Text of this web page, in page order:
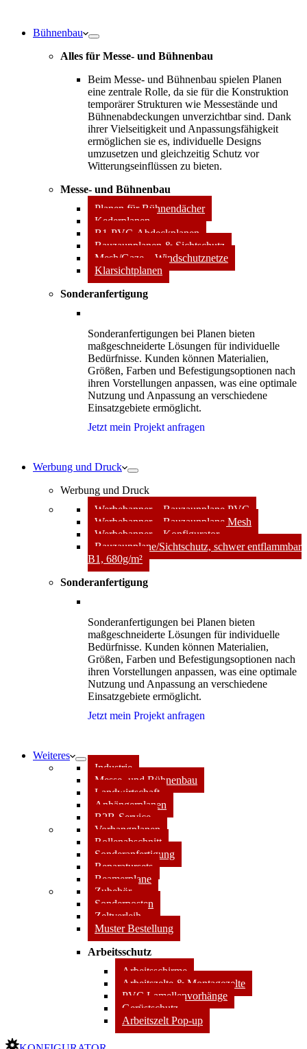
Bühnenbau
Alles für Messe- und Bühnenbau
Beim Messe- und Bühnenbau spielen Planen
eine zentrale Rolle, da sie für die Konstruktion
temporärer Strukturen wie Messestände und
Bühnenabdeckungen unverzichtbar sind. Dank
ihrer Vielseitigkeit und Anpassungsfähigkeit
ermöglichen sie es, individuelle Designs
umzusetzen und gleichzeitig Schutz vor
Witterungseinflüssen zu bieten.
Messe- und Bühnenbau
Planen für Bühnendächer
Kederplanen
B1-PVC-Abdeckplanen
Bauzaunplanen & Sichtschutz
Mesh/Gaze – Windschutznetze
Klarsichtplanen
Sonderanfertigung
Sonderanfertigungen bei Planen bieten
maßgeschneiderte Lösungen für individuelle
Bedürfnisse. Kunden können Materialien,
Größen, Farben und Befestigungsoptionen nach
ihren Vorstellungen anpassen, was eine optimale
Nutzung und Anpassung an verschiedene
Einsatzgebiete ermöglicht.
Jetzt mein Projekt anfragen
Werbung und Druck
Werbung und Druck
Werbebanner – Bauzaunplane PVC
Werbebanner – Bauzaunplane Mesh
Werbebanner – Konfigurator
Bauzaunplane/Sichtschutz, schwer entflammbar
B1, 680g/m²
Sonderanfertigung
Sonderanfertigungen bei Planen bieten
maßgeschneiderte Lösungen für individuelle
Bedürfnisse. Kunden können Materialien,
Größen, Farben und Befestigungsoptionen nach
ihren Vorstellungen anpassen, was eine optimale
Nutzung und Anpassung an verschiedene
Einsatzgebiete ermöglicht.
Jetzt mein Projekt anfragen
Weiteres
Industrie
Messe- und Bühnenbau
Landwirtschaft
Anhängerplanen
B2B-Service
Vorhangplanen
Rollenabschnitt
Sonderanfertigung
Reparatursets
Beamerplane
Zubehör
Sonderposten
Zeltverleih
Muster Bestellung
Arbeitsschutz
Arbeitsschirme
Arbeitszelte & Montagezelte
PVC Lamellenvorhänge
Gerüstschutz
Arbeitszelt Pop-up